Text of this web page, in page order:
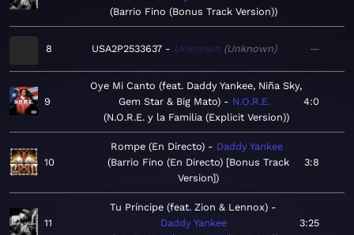
Barrio Fino (Bonus Track Version)
8 USA2P2533637 Unknown Unknown —
9
Oye Mi Canto (feat. Daddy Yankee, Niña Sky,
Gem Star & Big Mato)
N.O.R.E.
N.O.R.E. y la Familia (Explicit Version)
4:0
10
Rompe (En Directo)
Daddy Yankee
Barrio Fino (En Directo) [Bonus Track
Version]
3:8
11
Tu Príncipe (feat. Zion & Lennox)
Daddy Yankee
3:25